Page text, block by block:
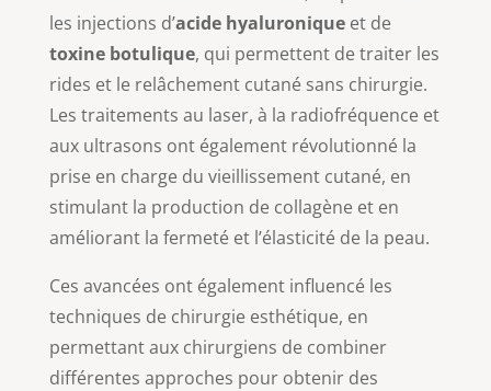
les injections d’acide hyaluroniqueet de
toxine botulique, qui permettent de traiter les
rides et le relâchement cutané sans chirurgie.
Les traitements au laser, à la radiofréquence et
aux ultrasons ont également révolutionné la
prise en charge du vieillissement cutané, en
stimulant la production de collagène et en
améliorant la fermeté et l’élasticité de la peau.
Ces avancées ont également influencé les
techniques de chirurgie esthétique, en
permettant aux chirurgiens de combiner
différentes approches pour obtenir des